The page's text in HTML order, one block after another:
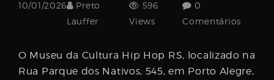
Email
10/01/2026
Preto
Lauffer
596
Views
0
Comentários
O Museu da Cultura Hip Hop RS, localizado na
Rua Parque dos Nativos, 545, em Porto Alegre,